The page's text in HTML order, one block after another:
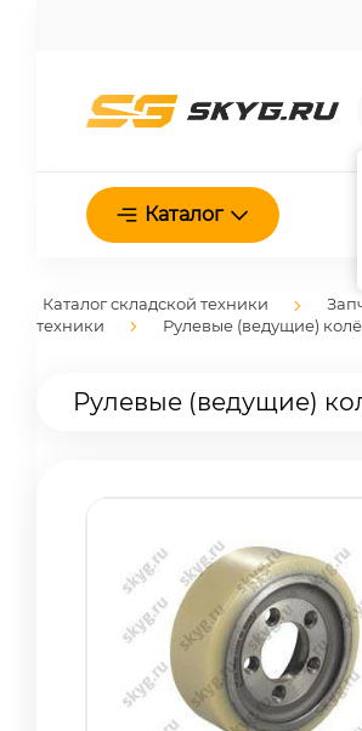
Каталог
Каталог складской техники
техники
Рулевые (ведущие)
Рулевые (ведущие)